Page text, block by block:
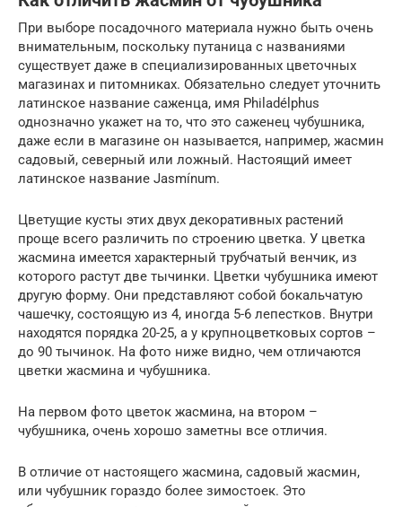
При выборе посадочного материала нужно быть очень
внимательным, поскольку путаница с названиями
существует даже в специализированных цветочных
магазинах и питомниках. Обязательно следует уточнить
латинское название саженца, имя Philadélphus
однозначно укажет на то, что это саженец чубушника,
даже если в магазине он называется, например, жасмин
садовый, северный или ложный. Настоящий имеет
латинское название Jasmínum.
Цветущие кусты этих двух декоративных растений
проще всего различить по строению цветка. У цветка
жасмина имеется характерный трубчатый венчик, из
которого растут две тычинки. Цветки чубушника имеют
другую форму. Они представляют собой бокальчатую
чашечку, состоящую из 4, иногда 5-6 лепестков. Внутри
находятся порядка 20-25, а у крупноцветковых сортов –
до 90 тычинок. На фото ниже видно, чем отличаются
цветки жасмина и чубушника.
На первом фото цветок жасмина, на втором –
чубушника, очень хорошо заметны все отличия.
В отличие от настоящего жасмина, садовый жасмин,
или чубушник гораздо более зимостоек. Это